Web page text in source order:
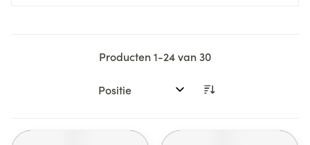
Producten1-24van30
Sorteer op: